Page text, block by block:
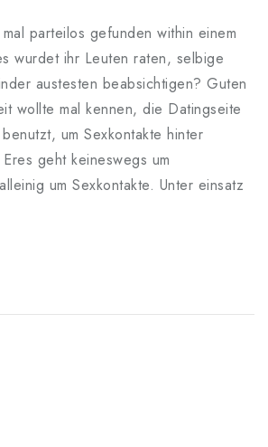
parteilos gefunden within einem
austesten beabsichtigen? Guten
wollte mal kennen, die Datingseite
um Sexkontakte hinter
geht keineswegs um
um Sexkontakte. Unter einsatz